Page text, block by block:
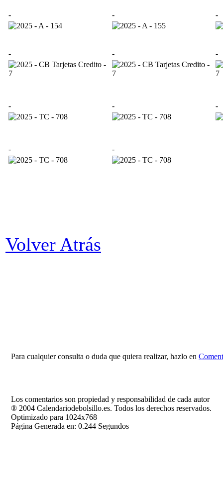
- - -
- - -
- - -
- -
Volver Atrás
Para cualquier consulta o duda que quiera realizar, hazlo en
Los comentarios son propiedad y responsabilidad de cada autor
® 2004 Calendariodebolsillo.es. Todos los derechos reservados.
Optimizado para 1024x768
Página Generada en: 0.244 Segundos